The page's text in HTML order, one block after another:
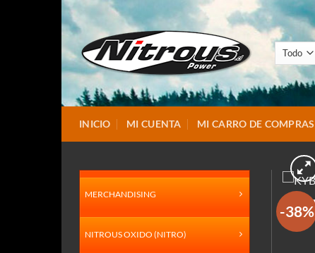
Saltar
al
contenido
INICIO MI CUENTA MI CARRO DE COMPRAS
-38%
MERCHANDISING
NITROUS OXIDO (NITRO)